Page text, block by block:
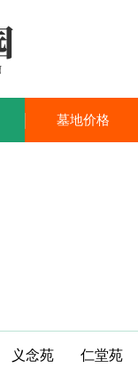
墓地价格
义念苑 仁堂苑